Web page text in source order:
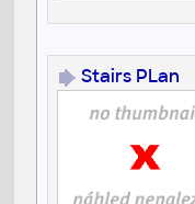
Stairs PLan